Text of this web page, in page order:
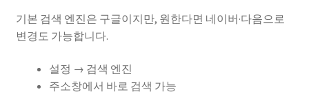
기본 검색 엔진은 구글이지만, 원한다면 네이버·다음으로
변경도 가능합니다.
설정 → 검색 엔진
주소창에서 바로 검색 가능